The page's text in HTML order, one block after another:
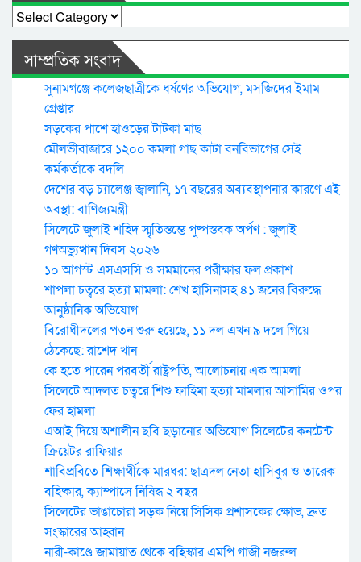
Categories
সাম্প্রতিক সংবাদ
সুনামগঞ্জে কলেজছাত্রীকে ধর্ষণের অভিযোগ, মসজিদের ইমাম
গ্রেপ্তার
সড়কের পাশে হাওড়ের টাটকা মাছ
মৌলভীবাজারে ১২০০ কমলা গাছ কাটা বনবিভাগের সেই
কর্মকর্তাকে বদলি
দেশের বড় চ্যালেঞ্জ জ্বালানি, ১৭ বছরের অব্যবস্থাপনার কারণে এই
অবস্থা: বাণিজ্যমন্ত্রী
সিলেটে জুলাই শহিদ স্মৃতিস্তম্ভে পুষ্পস্তবক অর্পণ : জুলাই
গণঅভ্যুত্থান দিবস ২০২৬
১০ আগস্ট এসএসসি ও সমমানের পরীক্ষার ফল প্রকাশ
শাপলা চত্বরে হত্যা মামলা: শেখ হাসিনাসহ ৪১ জনের বিরুদ্ধে
আনুষ্ঠানিক অভিযোগ
বিরোধীদলের পতন শুরু হয়েছে, ১১ দল এখন ৯ দলে গিয়ে
ঠেকেছে: রাশেদ খান
কে হতে পারেন পরবর্তী রাষ্ট্রপতি, আলোচনায় এক আমলা
সিলেটে আদলত চত্বরে শিশু ফাহিমা হত্যা মামলার আসামির ওপর
ফের হামলা
এআই দিয়ে অশালীন ছবি ছড়ানোর অভিযোগ সিলেটের কনটেন্ট
ক্রিয়েটর রাফিয়ার
শাবিপ্রবিতে শিক্ষার্থীকে মারধর: ছাত্রদল নেতা হাসিবুর ও তারেক
বহিষ্কার, ক্যাম্পাসে নিষিদ্ধ ২ বছর
সিলেটের ভাঙাচোরা সড়ক নিয়ে সিসিক প্রশাসকের ক্ষোভ, দ্রুত
সংস্কারের আহ্বান
নারী-কাণ্ডে জামায়াত থেকে বহিস্কার এমপি গাজী নজরুল